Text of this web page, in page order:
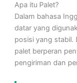
Apa itu Palet?
Dalam bahasa
datar yang
posisi yang stabil.
palet berperan
pengiriman dan